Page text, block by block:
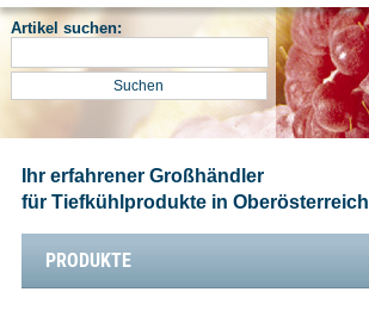
Artikel suchen:
Ihr erfahrener Großhändler
für Tiefkühlprodukte in Oberösterreich
PRODUKTE